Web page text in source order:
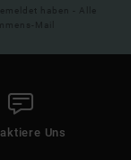
haben - Alle
Mail
Uns